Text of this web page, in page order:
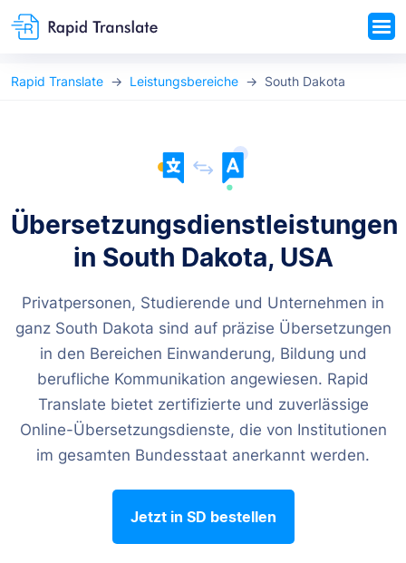
Rapid Translate Leistungsbereiche South Dakota
Übersetzungsdienstleistungen
in South Dakota, USA
Privatpersonen, Studierende und Unternehmen in
ganz South Dakota sind auf präzise Übersetzungen
in den Bereichen Einwanderung, Bildung und
berufliche Kommunikation angewiesen. Rapid
Translate bietet zertifizierte und zuverlässige
Online-Übersetzungsdienste, die von Institutionen
im gesamten Bundesstaat anerkannt werden.
Jetzt in SD bestellen